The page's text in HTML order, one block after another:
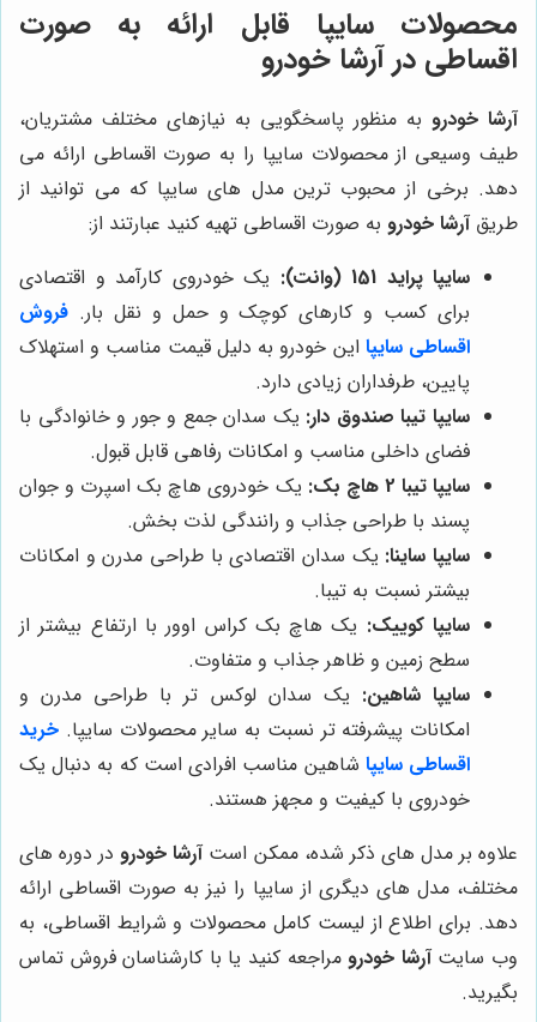
محصولات سایپا قابل ارائه به صورت
اقساطی در آرشا خودرو
آرشا خودرو به منظور پاسخگویی به نیازهای مختلف مشتریان،
طیف وسیعی از محصولات سایپا را به صورت اقساطی ارائه می
دهد. برخی از محبوب ترین مدل های سایپا که می توانید از
طریقآرشا خودرو به صورت اقساطی تهیه کنید عبارتند از:
سایپا پراید 151 (وانت):
یک خودروی کارآمد و اقتصادی
برای کسب و کارهای کوچک و حمل و نقل بار. فروش
اقساطی سایپا این خودرو به دلیل قیمت مناسب و استهلاک
پایین، طرفداران زیادی دارد.
سایپا تیبا صندوق دار: یک سدان جمع و جور و خانوادگی با
فضای داخلی مناسب و امکانات رفاهی قابل قبول.
سایپا تیبا 2 هاچ بک:
یک خودروی هاچ بک اسپرت و جوان
پسند با طراحی جذاب و رانندگی لذت بخش.
سایپا ساینا: یک سدان اقتصادی با طراحی مدرن و امکانات
بیشتر نسبت به تیبا.
سایپا کوییک: یک هاچ بک کراس اوور با ارتفاع بیشتر از
سطح زمین و ظاهر جذاب و متفاوت.
سایپا شاهین: یک سدان لوکس تر با طراحی مدرن و
امکانات پیشرفته تر نسبت به سایر محصولات سایپا. خرید
اقساطی سایپا شاهین مناسب افرادی است که به دنبال یک
خودروی با کیفیت و مجهز هستند.
علاوه بر مدل های ذکر شده، ممکن استآرشا خودرو در دوره های
مختلف، مدل های دیگری از سایپا را نیز به صورت اقساطی ارائه
دهد. برای اطلاع از لیست کامل محصولات و شرایط اقساطی، به
وب سایتآرشا خودرو مراجعه کنید یا با کارشناسان فروش تماس
بگیرید.